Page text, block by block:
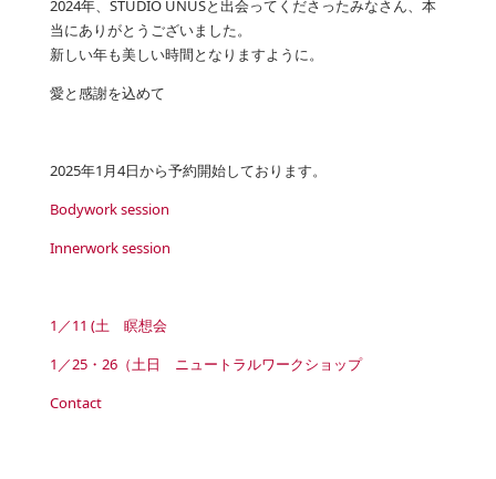
2024年、STUDIO UNUSと出会ってくださったみなさん、本
当にありがとうございました。
新しい年も美しい時間となりますように。
愛と感謝を込めて
2025年1月4日から予約開始しております。
Bodywork session
Innerwork session
1／11 (土 瞑想会
1／25・26（土日 ニュートラルワークショップ
Contact